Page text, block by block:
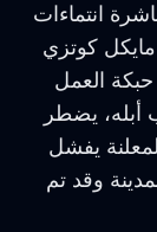
انتماءات
مايكل كوتزي
العمل
يضطر
يفشل
وقد تم